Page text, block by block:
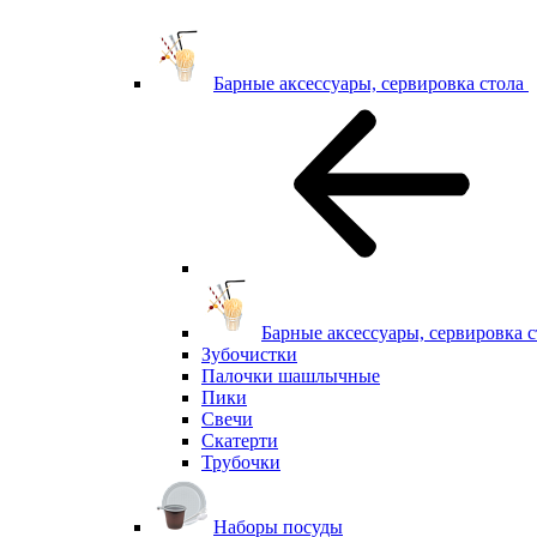
Барные аксессуары, сервировка стола
Барные аксессуары, сервировка
Зубочистки
Палочки шашлычные
Пики
Свечи
Скатерти
Трубочки
Наборы посуды